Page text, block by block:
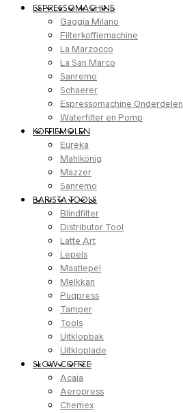
ESPRESSOMACHINE
Gaggia Milano
Filterkoffiemachine
La Marzocco
La San Marco
Sanremo
Schaerer
Espressomachine Onderdelen
Waterfilter en Pomp
KOFFIEMOLEN
Eureka
Mahlkönig
Mazzer
Sanremo
BARISTA TOOLS
Blindfilter
Distributor Tool
Latte Art
Lepels
Maatlepel
Melkkan
Puqpress
Tamper
Tools
Uitklopbak
Uitkloplade
SLOW COFFEE
Acaia
Aeropress
Chemex